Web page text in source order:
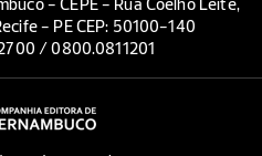
- CEPE - Rua Coelho Leite,
- PE CEP: 50100-140
/ 0800.0811201